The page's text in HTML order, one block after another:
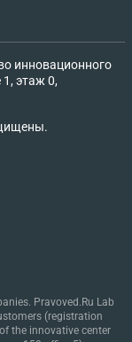
инновационного
этаж 0,
Pravoved.Ru Lab
(registration
the innovative center